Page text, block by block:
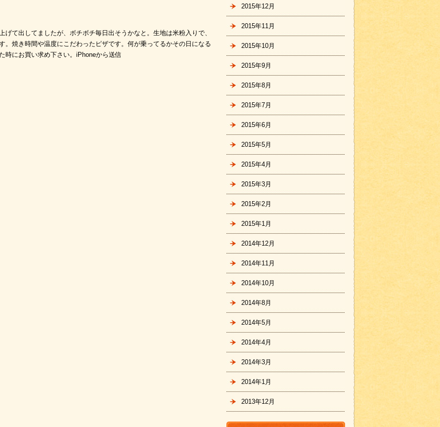
て出してましたが、ボチボチ毎日出そうかなと。生地は米粉入りで、
。焼き時間や温度にこだわったピザです。何が乗ってるかその日になる
時にお買い求め下さい。iPhoneから送信
2015年12月
2015年11月
2015年10月
2015年9月
2015年8月
2015年7月
2015年6月
2015年5月
2015年4月
2015年3月
2015年2月
2015年1月
2014年12月
2014年11月
2014年10月
2014年8月
2014年5月
2014年4月
2014年3月
2014年1月
2013年12月